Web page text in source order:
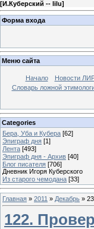
[И.Куберский -- lilu]
Форма входа
Меню сайта
Начало Новости
Словарь ложной
Categories
Бера, Уба и Кубера [62]
Эпиграф дня [1]
Лента [493]
Эпиграф дня - Архив [40]
Блог писателя [706]
Дневник Игоря Куберского
Из старого чемодана [33]
Главная » 2011 » Декабрь » 23
122.